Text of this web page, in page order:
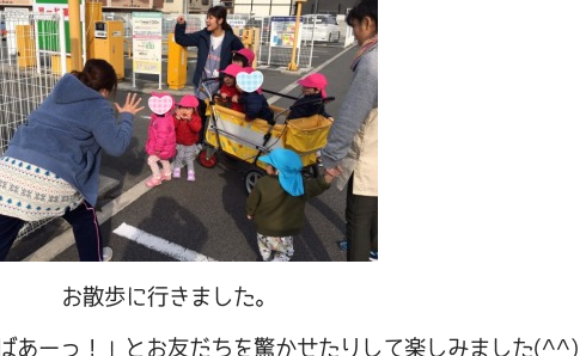
お散歩に行きました。
あーっ！」とお友だちを驚かせたりして楽しみました(^^)